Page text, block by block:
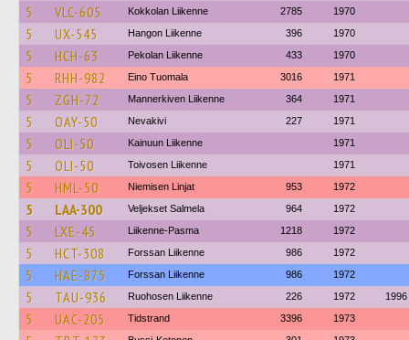
5 VLC-605 Kokkolan Liikenne 2785 1970
5 UX-545 Hangon Liikenne 396 1970
5 HCH-63 Pekolan Liikenne 433 1970
5 RHH-982 Eino Tuomala 3016 1971
5 ZGH-72 Mannerkiven Liikenne 364 1971
5 OAY-50 Nevakivi 227 1971
5 OLI-50 Kainuun Liikenne 1971
5 OLI-50 Toivosen Liikenne 1971
5 HML-50 Niemisen Linjat 953 1972
5 LAA-300 Veljekset Salmela 964 1972
5 LXE-45 Liikenne-Pasma 1218 1972
5 HCT-308 Forssan Liikenne 986 1972
5 HAE-875 Forssan Liikenne 986 1972
5 TAU-936 Ruohosen Liikenne 226 1972 1996
5 UAC-205 Tidstrand 3396 1973